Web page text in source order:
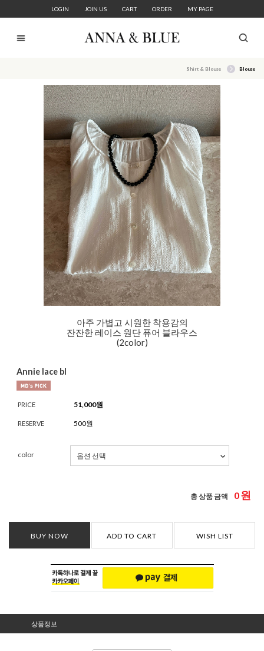
LOGIN JOIN US CART ORDER MY PAGE
Shirt & Blouse Blouse
아주 가볍고 시원한 착용감의
잔잔한 레이스 원단 퓨어 블라우스
(2color)
Annie lace bl
PRICE 51,000원
RESERVE 500원
color
총 상품 금액 0원
BUY NOW ADD TO CART WISH LIST
상품정보